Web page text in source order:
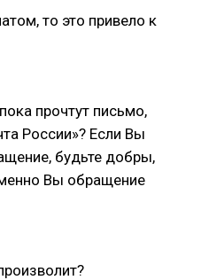
то это привело к
прочтут письмо,
России»? Если Вы
будьте добры,
Вы обращение